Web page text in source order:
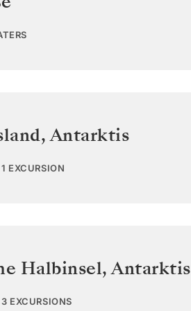
,Antarktis
EXCURSION
Halbinsel,Antarktis
EXCURSIONS